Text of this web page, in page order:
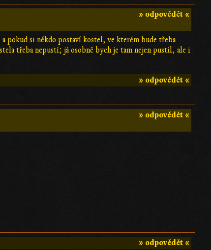
» odpovědět «
pokud si někdo postaví kostel, ve kterém bude třeba
třeba nepustí; já osobně bych je tam nejen pustil, ale i
» odpovědět «
» odpovědět «
» odpovědět «